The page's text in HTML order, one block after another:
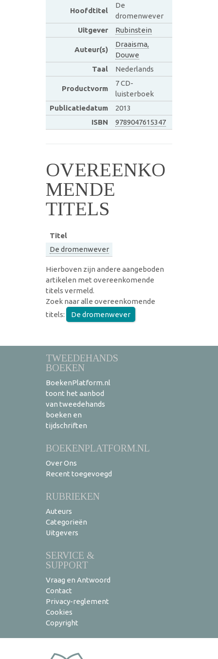
Hoofdtitel
De
dromenwever
Uitgever
Rubinstein
Auteur(s)
Draaisma,
Douwe
Taal
Nederlands
Productvorm
7 CD-
luisterboek
Publicatiedatum
2013
ISBN
9789047615347
OVEREENKO
MENDE
TITELS
Titel
De dromenwever
Hierboven zijn andere aangeboden
artikelen met overeenkomende
titels vermeld.
Zoek naar alle overeenkomende
titels:
De dromenwever
TWEEDEHANDS
BOEKEN
BoekenPlatform.nl
toont het aanbod
van tweedehands
boeken en
tijdschriften
BOEKENPLATFORM.NL
Over Ons
Recent toegevoegd
RUBRIEKEN
Auteurs
Categorieën
Uitgevers
SERVICE &
SUPPORT
Vraag en Antwoord
Contact
Privacy-reglement
Cookies
Copyright